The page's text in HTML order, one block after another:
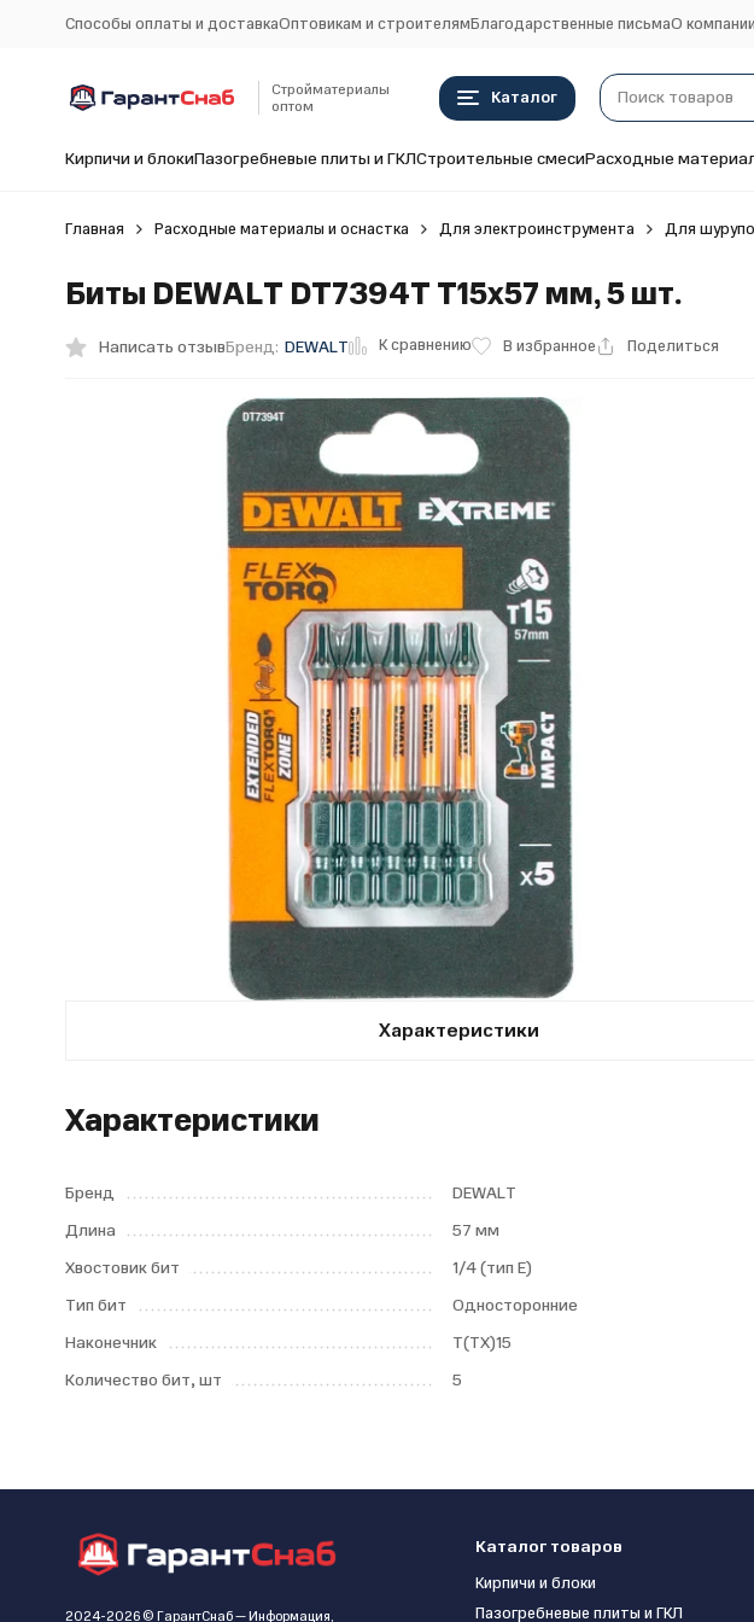
Способы оплаты и доставкаОптовикам и строителямБлагодарственные письмаО компании
Стройматериалы
оптом
Каталог
Кирпичи и блокиПазогребневые плиты и ГКЛСтроительные смесиРасходные
Главная Расходные материалы и оснастка Для электроинструмента Для
Биты DEWALT DT7394T T15х57 мм, 5 шт.
Написать отзывБренд: DEWALT К сравнению В избранное Поделиться
Характеристики
Характеристики
Бренд
DEWALT
Длина
57 мм
Хвостовик бит
1/4 (тип Е)
Тип бит
Односторонние
Наконечник
Т(ТХ)15
Количество бит, шт
5
2024-2026 © ГарантСнаб — Информация,
Каталог товаров
Кирпичи и блоки
Пазогребневые плиты и ГКЛ